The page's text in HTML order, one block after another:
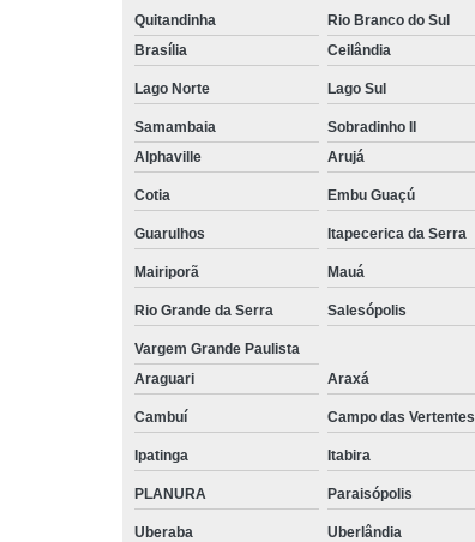
Quitandinha Rio Branco do Sul
Brasília
Ceilândia
Lago Norte Lago Sul
Samambaia Sobradinho II
Alphaville
Arujá
Cotia Embu Guaçú
Guarulhos Itapecerica da Serra
Mairiporã Mauá
Rio Grande da Serra Salesópolis
Vargem Grande Paulista
Araguari
Araxá
Cambuí Campo das Vertentes
Ipatinga Itabira
PLANURA Paraisópolis
Uberaba Uberlândia